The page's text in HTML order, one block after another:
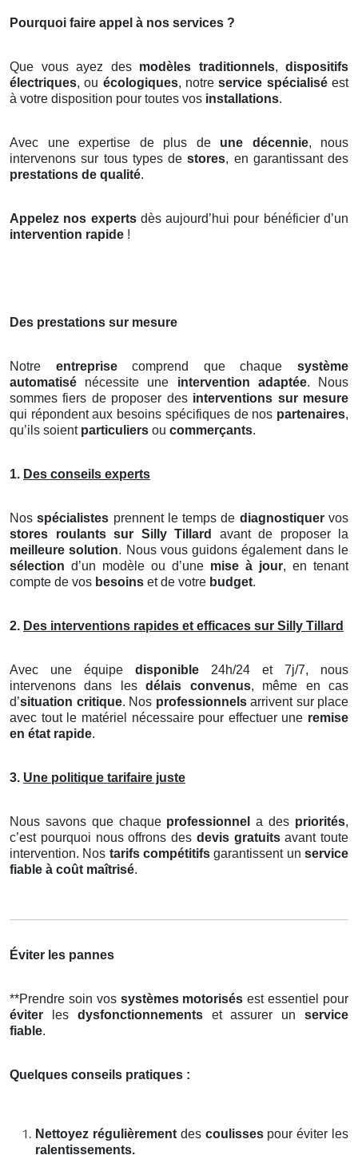
Pourquoi faire appel à nos services ?
Que vous ayez des modèles traditionnels, dispositifs
électriques, ou écologiques, notreservice spécialiséest
à votre disposition pour toutes vos installations.
Avec une expertise de plus de une décennie, nous
intervenons sur tous types destores, en garantissant des
prestations de qualité.
Appelez nos expertsdès aujourd’hui pour bénéficier d’un
intervention rapide !
Des prestations sur mesure
Notre entreprisecomprend que chaquesystème
automatisé nécessite une intervention adaptée. Nous
sommes fiers de proposer des interventions sur mesure
qui répondent aux besoins spécifiques de nos partenaires,
qu’ils soient particuliers ou commerçants.
1. Des conseils experts
Nosspécialistes prennent le temps de diagnostiquervos
stores roulants sur Silly Tillard avant de proposer la
meilleure solution. Nous vous guidons également dans le
sélection d’un modèle ou d’une mise à jour, en tenant
compte de vos besoins et de votre budget.
2. Des interventions rapides et efficaces sur Silly Tillard
Avec une équipe disponible 24h/24 et 7j/7, nous
intervenons dans lesdélais convenus, même en cas
d’situation critique. Nos professionnelsarrivent sur place
avec tout le matériel nécessaire pour effectuer une remise
en état rapide.
3. Une politique tarifaire juste
Nous savons que chaque professionnel a des priorités,
c’est pourquoi nous offrons des devis gratuitsavant toute
intervention. Nos tarifs compétitifs garantissent unservice
fiable à coût maîtrisé.
Éviter les pannes
**Prendre soin vos systèmes motorisés est essentiel pour
éviter les dysfonctionnementset assurer unservice
fiable.
Quelques conseils pratiques :
Nettoyez régulièrementdes coulissespour éviter les
ralentissements.